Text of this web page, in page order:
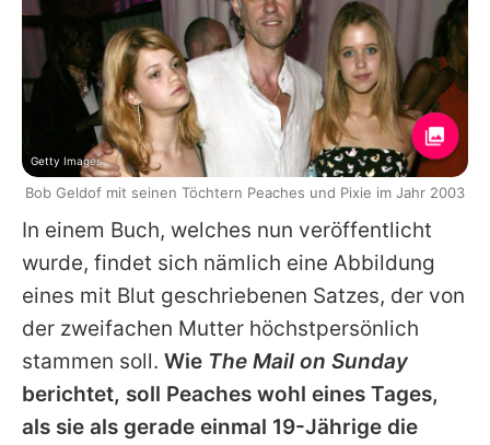
In einem Buch, welches nun veröffentlicht
wurde, findet sich nämlich eine Abbildung
eines mit Blut geschriebenen Satzes, der von
der zweifachen Mutter höchstpersönlich
stammen soll. Wie The Mail on Sunday
berichtet, soll Peaches wohl eines Tages,
als sie als gerade einmal 19-Jährige die
Getty Images
Bob Geldof mit seinen Töchtern Peaches und Pixie im Jahr 2003